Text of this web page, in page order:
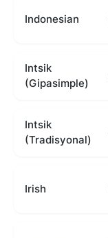
Indonesian
Intsik
(Gipasimple)
Intsik
(Tradisyonal)
Irish